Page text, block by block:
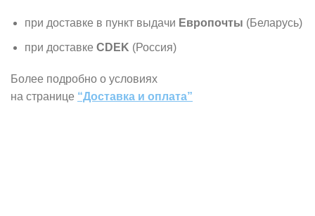
при доставке в пункт выдачи Европочты (Беларусь)
при доставке CDEK (Россия)
Более подробно о условиях
на странице “Доставка и оплата”